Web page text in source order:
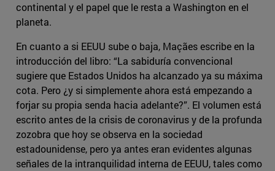
continental y el papel que le resta a Washington en el
planeta.
En cuanto a si EEUU sube o baja, Maçães escribe en la
introducción del libro: “La sabiduría convencional
sugiere que Estados Unidos ha alcanzado ya su máxima
cota. Pero ¿y si simplemente ahora está empezando a
forjar su propia senda hacia adelante?”. El volumen está
escrito antes de la crisis de coronavirus y de la profunda
zozobra que hoy se observa en la sociedad
estadounidense, pero ya antes eran evidentes algunas
señales de la intranquilidad interna de EEUU, tales como